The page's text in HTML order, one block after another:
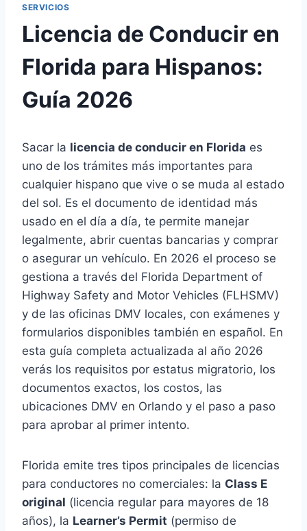
SERVICIOS
Licencia de Conducir en
Florida para Hispanos:
Guía 2026
Sacar la licencia de conducir en Florida es
uno de los trámites más importantes para
cualquier hispano que vive o se muda al estado
del sol. Es el documento de identidad más
usado en el día a día, te permite manejar
legalmente, abrir cuentas bancarias y comprar
o asegurar un vehículo. En 2026 el proceso se
gestiona a través del Florida Department of
Highway Safety and Motor Vehicles (FLHSMV)
y de las oficinas DMV locales, con exámenes y
formularios disponibles también en español. En
esta guía completa actualizada al año 2026
verás los requisitos por estatus migratorio, los
documentos exactos, los costos, las
ubicaciones DMV en Orlando y el paso a paso
para aprobar al primer intento.
Florida emite tres tipos principales de licencias
para conductores no comerciales: la Class E
original (licencia regular para mayores de 18
años), la Learner’s Permit (permiso de